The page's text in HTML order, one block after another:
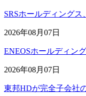
SRSホールディング
2026年08月07日
ENEOSホールディン
2026年08月07日
東邦HDが完全子会社